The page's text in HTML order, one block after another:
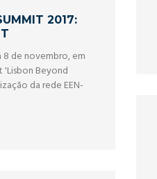
2017:
8 de novembro, em
'Lisbon Beyond
da rede EEN-